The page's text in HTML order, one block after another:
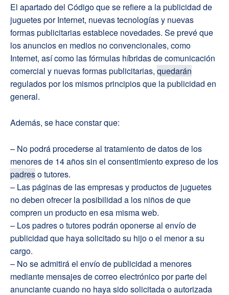
El apartado del Código que se refiere a la publicidad de
juguetes por Internet, nuevas tecnologías y nuevas
formas publicitarias establece novedades. Se prevé que
los anuncios en medios no convencionales, como
Internet, así como las fórmulas híbridas de comunicación
comercial y nuevas formas publicitarias, quedarán
regulados por los mismos principios que la publicidad en
general.
Además, se hace constar que:
– No podrá procederse al tratamiento de datos de los
menores de 14 años sin el consentimiento expreso de los
padreso tutores.
– Las páginas de las empresas y productos de juguetes
no deben ofrecer la posibilidad a los niños de que
compren un producto en esa misma web.
– Los padres o tutores podrán oponerse al envío de
publicidad que haya solicitado su hijo o el menor a su
cargo.
– No se admitirá el envío de publicidad a menores
mediante mensajes de correo electrónico por parte del
anunciante cuando no haya sido solicitada o autorizada